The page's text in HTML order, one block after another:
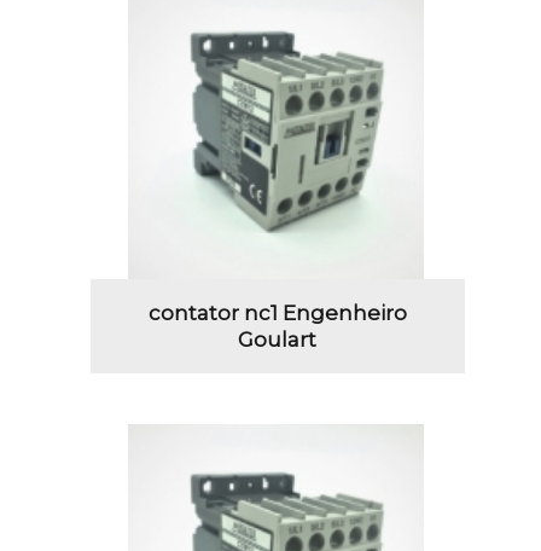
contator nc1 Engenheiro
Goulart